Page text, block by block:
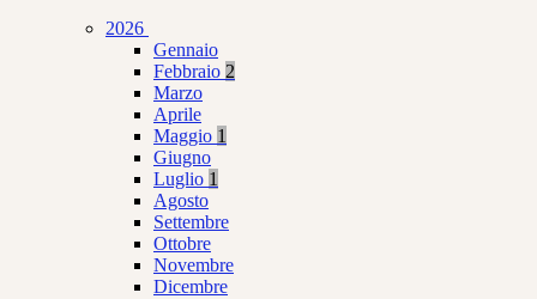
2026
Gennaio
Febbraio 2
Marzo
Aprile
Maggio 1
Giugno
Luglio 1
Agosto
Settembre
Ottobre
Novembre
Dicembre